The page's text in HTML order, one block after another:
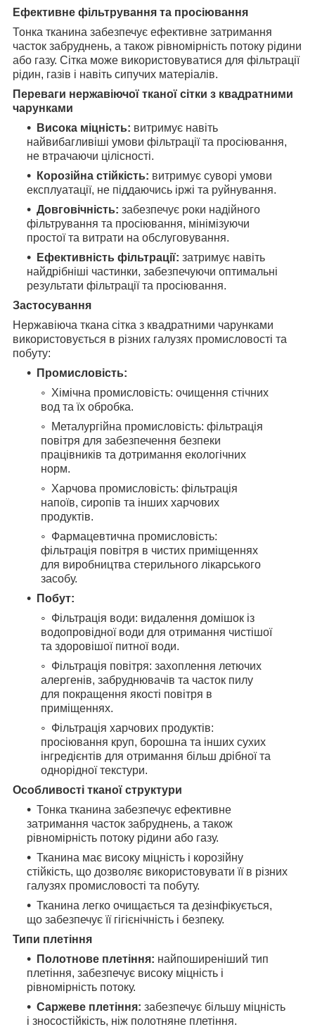
Ефективне фільтрування та просіювання
Тонка тканина забезпечує ефективне затримання
часток забруднень, а також рівномірність потоку рідини
або газу. Сітка може використовуватися для фільтрації
рідин, газів і навіть сипучих матеріалів.
Переваги нержавіючої тканої сітки з квадратними
чарунками
Висока міцність: витримує навіть
найвибагливіші умови фільтрації та просіювання,
не втрачаючи цілісності.
Корозійна стійкість: витримує суворі умови
експлуатації, не піддаючись іржі та руйнування.
Довговічність: забезпечує роки надійного
фільтрування та просіювання, мінімізуючи
простої та витрати на обслуговування.
Ефективність фільтрації: затримує навіть
найдрібніші частинки, забезпечуючи оптимальні
результати фільтрації та просіювання.
Застосування
Нержавіюча ткана сітка з квадратними чарунками
використовується в різних галузях промисловості та
побуту:
Промисловість:
Хімічна промисловість: очищення стічних
вод та їх обробка.
Металургійна промисловість: фільтрація
повітря для забезпечення безпеки
працівників та дотримання екологічних
норм.
Харчова промисловість: фільтрація
напоїв, сиропів та інших харчових
продуктів.
Фармацевтична промисловість:
фільтрація повітря в чистих приміщеннях
для виробництва стерильного лікарського
засобу.
Побут:
Фільтрація води: видалення домішок із
водопровідної води для отримання чистішої
та здоровішої питної води.
Фільтрація повітря: захоплення летючих
алергенів, забруднювачів та часток пилу
для покращення якості повітря в
приміщеннях.
Фільтрація харчових продуктів:
просіювання круп, борошна та інших сухих
інгредієнтів для отримання більш дрібної та
однорідної текстури.
Особливості тканої структури
Тонка тканина забезпечує ефективне
затримання часток забруднень, а також
рівномірність потоку рідини або газу.
Тканина має високу міцність і корозійну
стійкість, що дозволяє використовувати її в різних
галузях промисловості та побуту.
Тканина легко очищається та дезінфікується,
що забезпечує її гігієнічність і безпеку.
Типи плетіння
Полотнове плетіння: найпоширеніший тип
плетіння, забезпечує високу міцність і
рівномірність потоку.
Саржеве плетіння: забезпечує більшу міцність
і зносостійкість, ніж полотняне плетіння.